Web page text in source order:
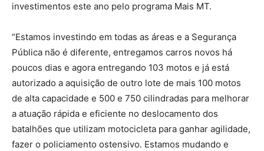
investimentos este ano pelo programa Mais MT.
“Estamos investindo em todas as áreas e a Segurança
Pública não é diferente, entregamos carros novos há
poucos dias e agora entregando 103 motos e já está
autorizado a aquisição de outro lote de mais 100 motos
de alta capacidade e 500 e 750 cilindradas para melhorar
a atuação rápida e eficiente no deslocamento dos
batalhões que utilizam motocicleta para ganhar agilidade,
fazer o policiamento ostensivo. Estamos mudando e